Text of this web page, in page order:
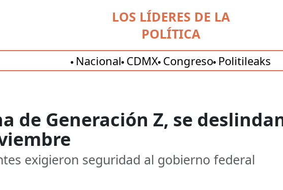
LOS LÍDERES DE LA
POLÍTICA
Nacional CDMX Congreso Politileaks
de Generación Z, se
exigieron seguridad al gobierno federal